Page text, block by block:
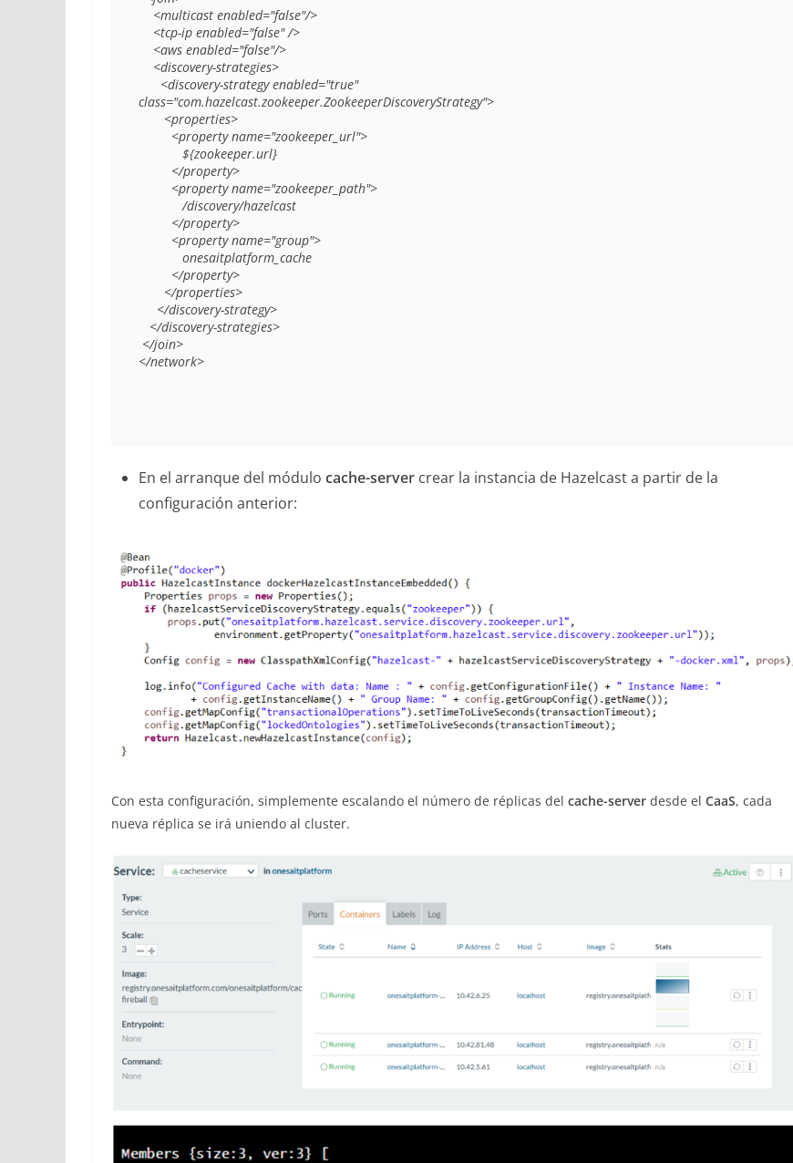
class="com.hazelcast.zookeeper.ZookeeperDiscoveryStrategy">
En el arranque del módulo cache-server crear la instancia de Hazelcast a partir de la
configuración anterior:
Con esta configuración, simplemente escalando el número de réplicas del cache-server desde el CaaS, cada
nueva réplica se irá uniendo al cluster.